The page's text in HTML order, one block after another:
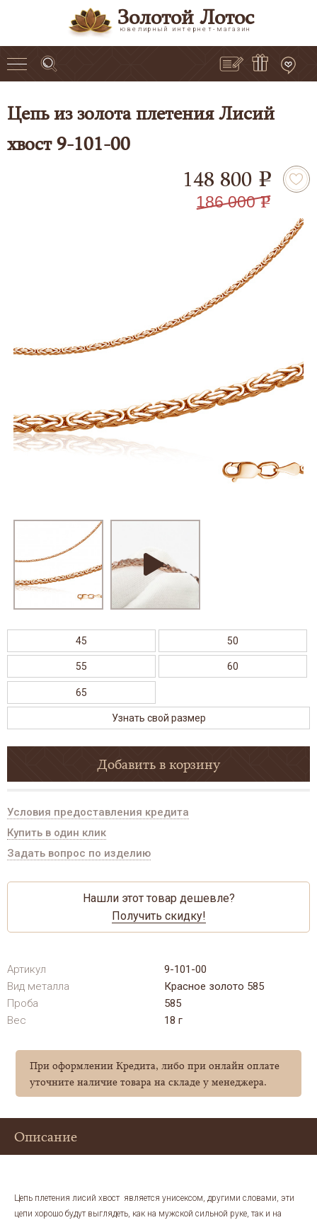
Золотой Лотос
ювелирный интернет-магазин
Цепь из золота плетения Лисий
хвост 9-101-00
148 800 e
186 000 e
45 50
55 60
65
Узнать свой размер
Добавить в корзину
Условия предоставления кредита
Купить в один клик
Задать вопрос по изделию
Нашли этот товар дешевле?
Получить скидку!
Артикул
9-101-00
Вид металла
Красное золото 585
Проба
585
Вес
18 г
При оформлении Кредита, либо при онлайн оплате
уточните наличие товара на складе у менеджера.
Описание
Цепь плетения лисий хвост является унисексом, другими словами, эти
цепи хорошо будут выглядеть, как на мужской сильной руке, так и на